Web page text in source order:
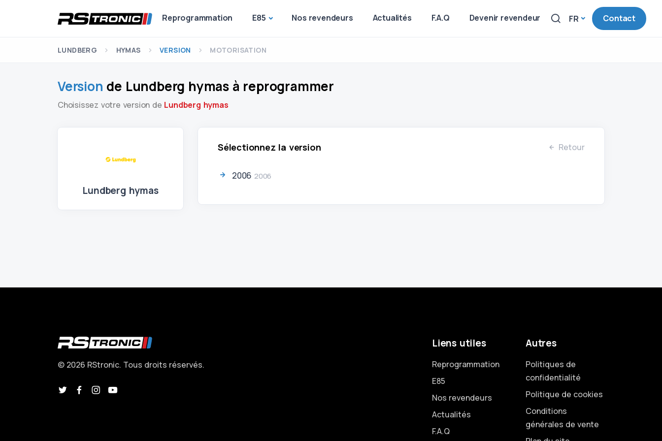
Reprogrammation E85 Nos revendeurs Actualités F.A.Q Devenir revendeur FR Contact
LUNDBERG HYMAS VERSION MOTORISATION
Version de Lundberg hymas à reprogrammer
Choisissez votre version de Lundberg hymas
Lundberg hymas
Sélectionnez la version Retour
2006 2006
© 2026 RStronic. Tous droits réservés.
Liens utiles
Reprogrammation
E85
Nos revendeurs
Actualités
F.A.Q
Autres
Politiques de
confidentialité
Politique de cookies
Conditions
générales de vente